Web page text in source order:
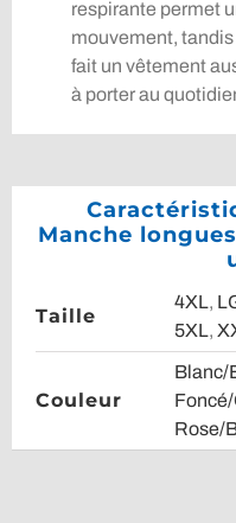
respirante permet
mouvement,
fait un vêtement
à porter au
Manche
Taille
4XL,
5XL,
Couleur
Blanc/
Rose/